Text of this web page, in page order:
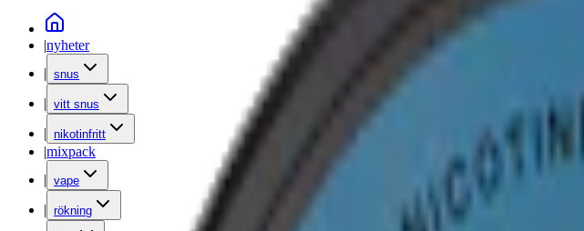
|nyheter
| snus
| vitt snus
| nikotinfritt
|mixpack
| vape
| rökning